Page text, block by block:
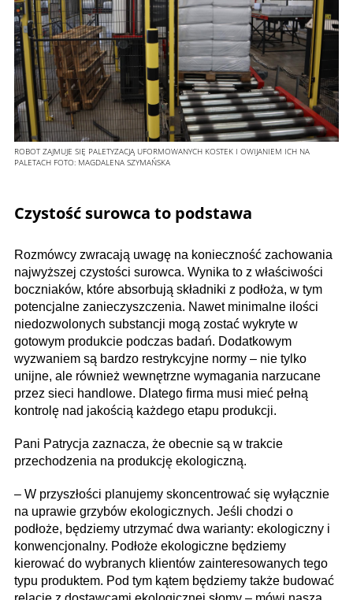
ROBOT ZAJMUJE SIĘ PALETYZACJĄ UFORMOWANYCH KOSTEK I OWIJANIEM ICH NA
PALETACH FOTO: MAGDALENA SZYMAŃSKA
Czystość surowca to podstawa
Rozmówcy zwracają uwagę na konieczność zachowania
najwyższej czystości surowca. Wynika to z właściwości
boczniaków, które absorbują składniki z podłoża, w tym
potencjalne zanieczyszczenia. Nawet minimalne ilości
niedozwolonych substancji mogą zostać wykryte w
gotowym produkcie podczas badań. Dodatkowym
wyzwaniem są bardzo restrykcyjne normy – nie tylko
unijne, ale również wewnętrzne wymagania narzucane
przez sieci handlowe. Dlatego firma musi mieć pełną
kontrolę nad jakością każdego etapu produkcji.
Pani Patrycja zaznacza, że obecnie są w trakcie
przechodzenia na produkcję ekologiczną.
– W przyszłości planujemy skoncentrować się wyłącznie
na uprawie grzybów ekologicznych. Jeśli chodzi o
podłoże, będziemy utrzymać dwa warianty: ekologiczny i
konwencjonalny. Podłoże ekologiczne będziemy
kierować do wybranych klientów zainteresowanych tego
typu produktem. Pod tym kątem będziemy także budować